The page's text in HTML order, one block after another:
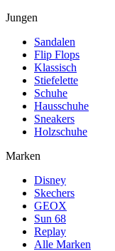
Jungen
Sandalen
Flip Flops
Klassisch
Stiefelette
Schuhe
Hausschuhe
Sneakers
Holzschuhe
Marken
Disney
Skechers
GEOX
Sun 68
Replay
Alle Marken